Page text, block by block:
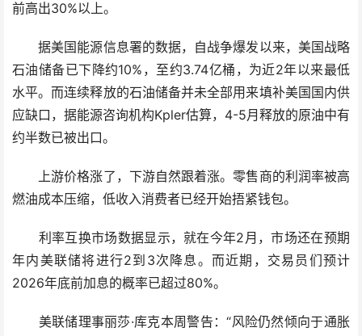
前高出30%以上。
据美国能源信息署的数据，自战争爆发以来，美国战略
石油储备已下降约10%，至约3.74亿桶，为近2年以来最低
水平。而连续释放的石油储备并未全部用来填补美国国内供
应缺口，据能源咨询机构Kpler估算，4-5月释放的原油中有
约半数已被出口。
上游价格涨了，下游自然跟着涨。零售商的利润率被高
燃油成本压缩，低收入消费者已经开始捂紧钱包。
利率互换市场数据显示，就在今年2月，市场还在预期
年内美联储将进行2到3次降息。而近期，交易员们预计
2026年底前加息的概率已超过80%。
美联储理事丽莎·库克本周警告：“风险仍然倾向于通胀